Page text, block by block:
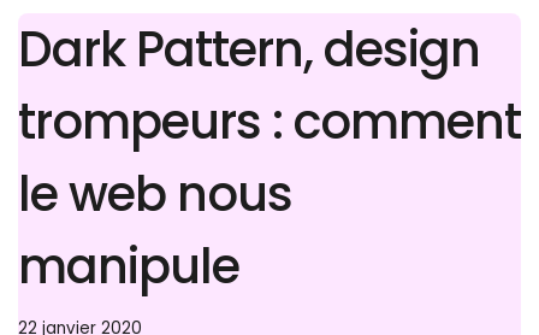
Dark Pattern, design
trompeurs : comment
le web nous
manipule
22 janvier 2020